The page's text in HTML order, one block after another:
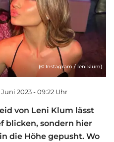
(© Instagram / leniklum)
Juni 2023 - 09:22 Uhr
von Leni Klum lässt
blicken, sondern hier
die Höhe gepusht. Wo